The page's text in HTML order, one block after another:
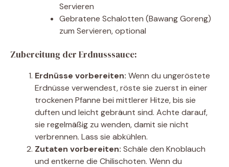
Servieren
Gebratene Schalotten (Bawang Goreng)
zum Servieren, optional
Zubereitung der Erdnusssauce:
Erdnüsse vorbereiten: Wenn du ungeröstete
Erdnüsse verwendest, röste sie zuerst in einer
trockenen Pfanne bei mittlerer Hitze, bis sie
duften und leicht gebräunt sind. Achte darauf,
sie regelmäßig zu wenden, damit sie nicht
verbrennen. Lass sie abkühlen.
Zutaten vorbereiten: Schäle den Knoblauch
und entkerne die Chilischoten. Wenn du